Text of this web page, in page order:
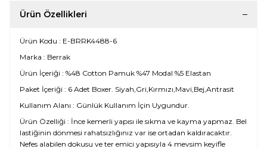
Ürün Özellikleri
Ürün Kodu : E-BRRK4488-6
Marka : Berrak
Ürün İçeriği : %48 Cotton Pamuk %47 Modal %5 Elastan
Paket İçeriği : 6 Adet Boxer. Siyah,Gri,Kırmızı,Mavi,Bej,Antrasit
Kullanım Alanı : Günlük Kullanım İçin Uygundur.
Ürün Özelliği : İnce kemerli yapısı ile sıkma ve kayma yapmaz. Bel
lastiğinin dönmesi rahatsızlığınız var ise ortadan kaldıracaktır.
Nefes alabilen dokusu ve ter emici yapısıyla 4 mevsim keyifle